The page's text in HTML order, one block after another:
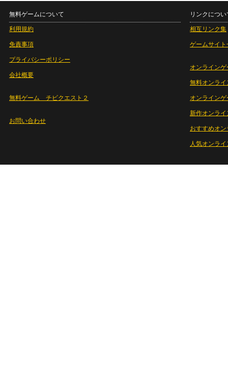
無料ゲームについて
利用規約
免責事項
プライバシーポリシー
会社概要
無料ゲーム チビクエスト２
お問い合わせ
リンクについ
相互リンク集
ゲームサイト
オンラインゲ
無料オンライ
オンライン
新作オンライ
おすすめオ
人気オンラ